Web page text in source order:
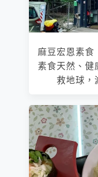
麻豆宏恩素食
素食天然、健
救地球，